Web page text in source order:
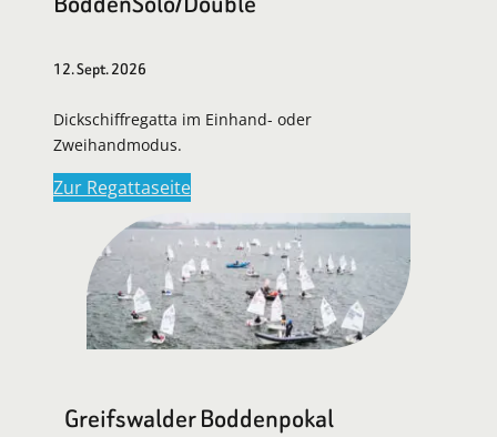
12. Sept. 2026
Dickschiffregatta im Einhand- oder
Zweihandmodus.
Zur Regattaseite
Greifswalder Boddenpokal